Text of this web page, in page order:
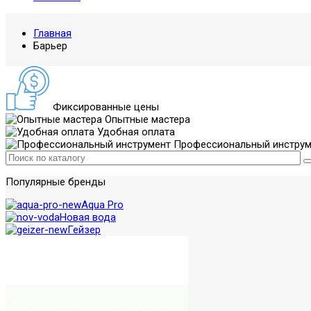
Главная
Барьер
Фиксированные цены
Опытные мастера
Удобная оплата
Профессиональный
Популярные бренды
Aqua Pro
Новая вода
Гейзер